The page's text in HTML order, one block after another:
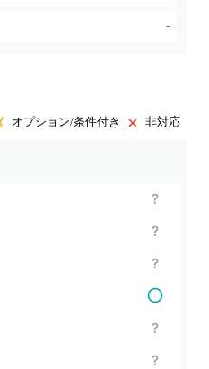
-
オプション/条件付き 非対応